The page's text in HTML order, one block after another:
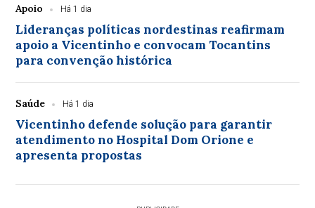
Apoio Há 1 dia
Lideranças políticas nordestinas reafirmam
apoio a Vicentinho e convocam Tocantins
para convenção histórica
Saúde Há 1 dia
Vicentinho defende solução para garantir
atendimento no Hospital Dom Orione e
apresenta propostas